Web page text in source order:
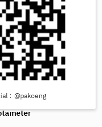
: @pakoeng